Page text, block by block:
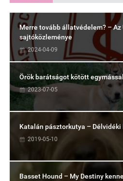
Merre tovább állatvédelem? – Az
sajtóközleménye
2024-04-09
Örök barátságot kötött
2023-07-05
Katalán pásztorkutya – Délvidéki
2019-05-10
Basset Hound – My Destiny kennel